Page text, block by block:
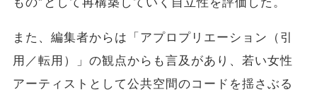
また、編集者からは「アプロプリエーション（引
用／転用）」の観点からも言及があり、若い女性
アーティストとして公共空間のコードを揺さぶる